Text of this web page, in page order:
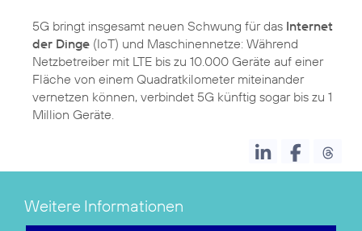
5G bringt insgesamt neuen Schwung für das Internet
der Dinge (IoT) und Maschinennetze: Während
Netzbetreiber mit LTE bis zu 10.000 Geräte auf einer
Fläche von einem Quadratkilometer miteinander
vernetzen können, verbindet 5G künftig sogar bis zu 1
Million Geräte.
Weitere Informationen